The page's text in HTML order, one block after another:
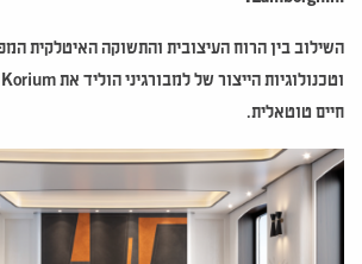
השילוב בין הרוח העיצובית והתשוקה האיטלקית
חיים טוטאלית.